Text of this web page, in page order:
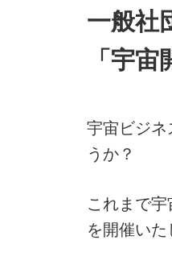
一般社
「宇
宇宙ビジ
うか？
これまで
を開催いた